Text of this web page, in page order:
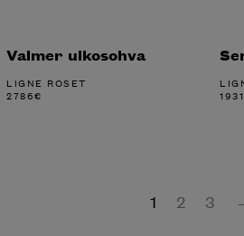
Valmer ulkosohva
LIGNE ROSET
2786€ 1931
1 2 3